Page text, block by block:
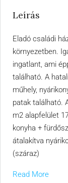
Leírás
Eladó családi
környezetben.
ingatlant, ami
található. A
műhely,
patak található.
m2 alapfelület
konyha +
átalakítva
(száraz)
Read More